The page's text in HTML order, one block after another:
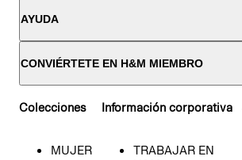
AYUDA
CONVIÉRTETE EN H&M MIEMBRO
Colecciones
MUJER
Información corporativa
TRABAJAR EN